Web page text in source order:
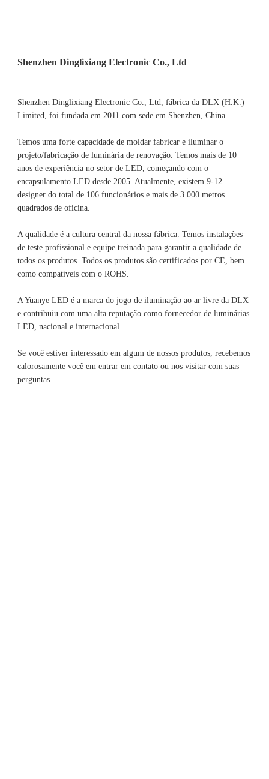
Shenzhen Dinglixiang Electronic Co., Ltd, fábrica da DLX (H.K.)
Limited, foi fundada em 2011 com sede em Shenzhen, China
Temos uma forte capacidade de moldar fabricar e iluminar o
projeto/fabricação de luminária de renovação. Temos mais de 10
anos de experiência no setor de LED, começando com o
encapsulamento LED desde 2005. Atualmente, existem 9-12
designer do total de 106 funcionários e mais de 3.000 metros
A qualidade é a cultura central da nossa fábrica. Temos instalações
de teste profissional e equipe treinada para garantir a qualidade de
todos os produtos. Todos os produtos são certificados por CE, bem
A Yuanye LED é a marca do jogo de iluminação ao ar livre da DLX
e contribuiu com uma alta reputação como fornecedor de luminárias
Se você estiver interessado em algum de nossos produtos, recebemos
calorosamente você em entrar em contato ou nos visitar com suas